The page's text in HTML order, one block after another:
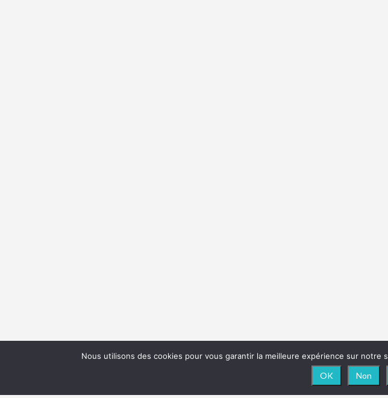
Nous utilisons des cookies pour vous garantir la meilleure expérience sur
OK Non